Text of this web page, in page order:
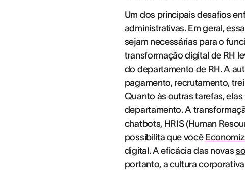
Um dos principais desafios
administrativas. Em geral,
sejam necessárias para o
transformação digital de RH
do departamento de RH. A
pagamento, recrutamento,
Quanto às outras tarefas,
departamento. A
chatbots, HRIS (Human
possibilita que você
digital. A eficácia das novas
portanto, a cultura